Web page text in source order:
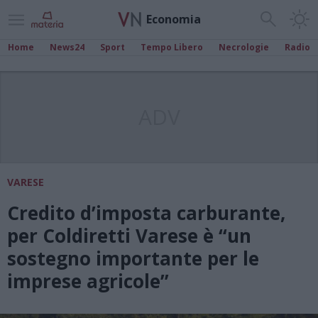
Economia
Home News24 Sport Tempo Libero Necrologie Radio
VARESE
Credito d’imposta carburante,
per Coldiretti Varese è “un
sostegno importante per le
imprese agricole”